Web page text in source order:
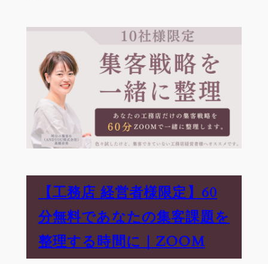
【工務店 経営者様限定】60
分無料であなたの集客課題を
整理する時間に｜ZOOM